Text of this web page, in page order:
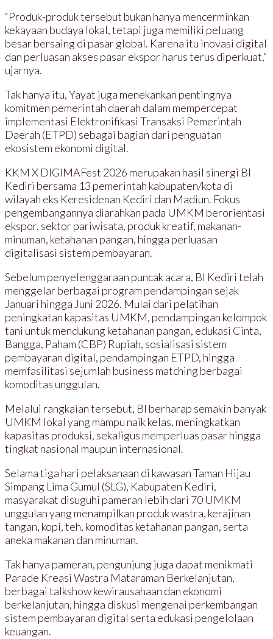
“Produk-produk tersebut bukan hanya mencerminkan
kekayaan budaya lokal, tetapi juga memiliki peluang
besar bersaing di pasar global. Karena itu inovasi digital
dan perluasan akses pasar ekspor harus terus diperkuat,”
ujarnya.
Tak hanya itu, Yayat juga menekankan pentingnya
komitmen pemerintah daerah dalam mempercepat
implementasi Elektronifikasi Transaksi Pemerintah
Daerah (ETPD) sebagai bagian dari penguatan
ekosistem ekonomi digital.
KKM X DIGIMAFest 2026 merupakan hasil sinergi BI
Kediri bersama 13 pemerintah kabupaten/kota di
wilayah eks Keresidenan Kediri dan Madiun. Fokus
pengembangannya diarahkan pada UMKM berorientasi
ekspor, sektor pariwisata, produk kreatif, makanan-
minuman, ketahanan pangan, hingga perluasan
digitalisasi sistem pembayaran.
Sebelum penyelenggaraan puncak acara, BI Kediri telah
menggelar berbagai program pendampingan sejak
Januari hingga Juni 2026. Mulai dari pelatihan
peningkatan kapasitas UMKM, pendampingan kelompok
tani untuk mendukung ketahanan pangan, edukasi Cinta,
Bangga, Paham (CBP) Rupiah, sosialisasi sistem
pembayaran digital, pendampingan ETPD, hingga
memfasilitasi sejumlah business matching berbagai
komoditas unggulan.
Melalui rangkaian tersebut, BI berharap semakin banyak
UMKM lokal yang mampu naik kelas, meningkatkan
kapasitas produksi, sekaligus memperluas pasar hingga
tingkat nasional maupun internasional.
Selama tiga hari pelaksanaan di kawasan Taman Hijau
Simpang Lima Gumul (SLG), Kabupaten Kediri,
masyarakat disuguhi pameran lebih dari 70 UMKM
unggulan yang menampilkan produk wastra, kerajinan
tangan, kopi, teh, komoditas ketahanan pangan, serta
aneka makanan dan minuman.
Tak hanya pameran, pengunjung juga dapat menikmati
Parade Kreasi Wastra Mataraman Berkelanjutan,
berbagai talkshow kewirausahaan dan ekonomi
berkelanjutan, hingga diskusi mengenai perkembangan
sistem pembayaran digital serta edukasi pengelolaan
keuangan.